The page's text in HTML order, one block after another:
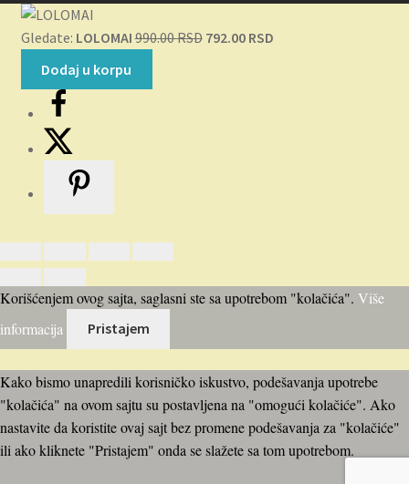
Gledate: LOLOMAI990.00RSD Originalna
792.00 RSDTrenutna
Dodaj u korpu
Korišćenjem ovog sajta, saglasni ste sa upotrebom "kolačića". Više
informacija
Pristajem
Kako bismo unapredili korisničko iskustvo, podešavanja upotrebe
"kolačića" na ovom sajtu su postavljena na "omogući kolačiće". Ako
nastavite da koristite ovaj sajt bez promene podešavanja za "kolačiće"
ili ako kliknete "Pristajem" onda se slažete sa tom upotrebom.